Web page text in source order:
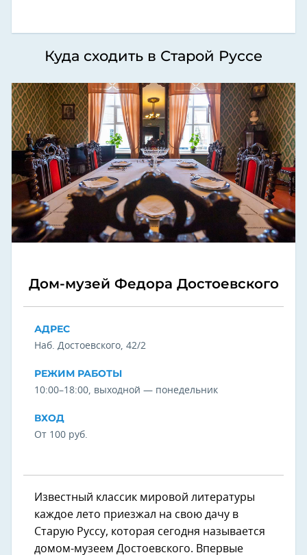
Куда сходить в Старой Руссе
Дом-музей Федора Достоевского
АДРЕС
Наб. Достоевского, 42/2
РЕЖИМ РАБОТЫ
10:00–18:00, выходной — понедельник
ВХОД
От 100 руб.
Известный классик мировой литературы
каждое лето приезжал на свою дачу в
Старую Руссу, которая сегодня называется
домом-музеем Достоевского. Впервые